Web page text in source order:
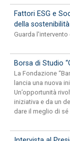
Fattori ESG e
della sostenibilità
Guarda l'intervento
Borsa di Studio
La Fondazione
lancia una nuova
Un’opportunità
iniziativa e da un
dare il meglio di